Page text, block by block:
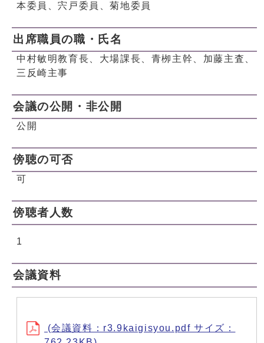
本委員、宍戸委員、菊地委員
出席職員の職・氏名
中村敏明教育長、大場課長、青栁主幹、加藤主査、
三反崎主事
会議の公開・非公開
公開
傍聴の可否
可
傍聴者人数
1
会議資料
(会議資料：r3.9kaigisyou.pdf サイズ：